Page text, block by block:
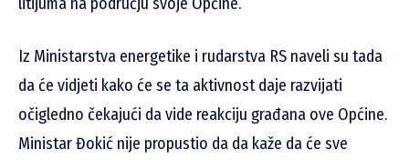
Iz Ministarstva energetike i rudarstva RS naveli su tada
da će vidjeti kako će se ta aktivnost daje razvijati
očigledno čekajući da vide reakciju građana ove Općine.
Ministar Đokić nije propustio da da kaže da će sve